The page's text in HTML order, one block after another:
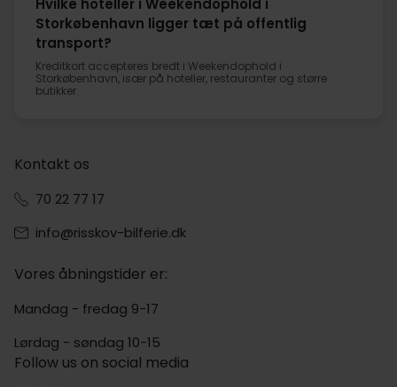
Storkøbenhavn ligger tæt på offentlig
transport?
Kreditkort accepteres bredt i Weekendophold i
Storkøbenhavn, især på hoteller, restauranter og større
butikker.
Kontakt os
70 22 77 17
info@risskov-bilferie.dk
Vores åbningstider er:
Mandag - fredag 9-17
Lørdag - søndag 10-15
Follow us on social media